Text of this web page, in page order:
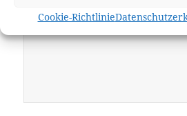
Cookie-Richtlinie